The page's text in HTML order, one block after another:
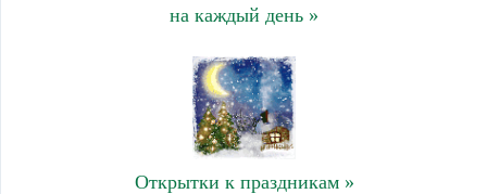
на каждый день »
Открытки к праздникам »